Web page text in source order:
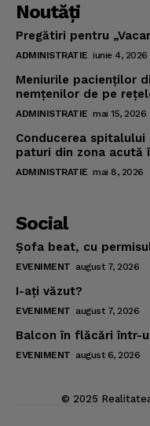
Noutăţi
Pregătiri pentru
ADMINISTRATIE iunie 4, 2026
Meniurile pacienţilor
nemţenilor de pe
ADMINISTRATIE mai 15, 2026
Conducerea
paturi din zona acută
ADMINISTRATIE mai 8, 2026
Social
Şofa beat, cu
EVENIMENT august 7, 2026
I-aţi văzut?
EVENIMENT august 7, 2026
Balcon în flăcări într-
EVENIMENT august 6, 2026
© 2025